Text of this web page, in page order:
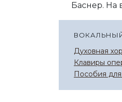
Баснер. На
Духовная
Клавиры
Пособия